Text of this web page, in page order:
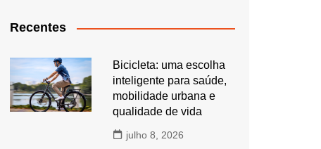
Recentes
Bicicleta: uma escolha
inteligente para saúde,
mobilidade urbana e
qualidade de vida
julho 8, 2026